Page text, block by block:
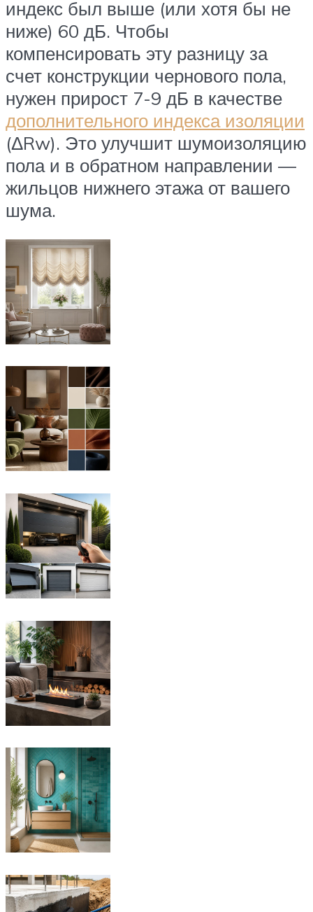
индекс был выше (или хотя бы не
ниже) 60 дБ. Чтобы
компенсировать эту разницу за
счет конструкции чернового пола,
нужен прирост 7-9 дБ в качестве
дополнительного индекса изоляции
(ΔRw). Это улучшит шумоизоляцию
пола и в обратном направлении —
жильцов нижнего этажа от вашего
шума.